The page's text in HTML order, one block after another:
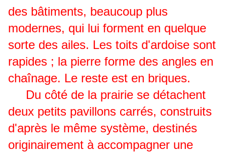
des bâtiments, beaucoup plus
modernes, qui lui forment en quelque
sorte des ailes. Les toits d'ardoise sont
rapides ; la pierre forme des angles en
chaînage. Le reste est en briques.
Du côté de la prairie se détachent
deux petits pavillons carrés, construits
d'après le même système, destinés
originairement à accompagner une